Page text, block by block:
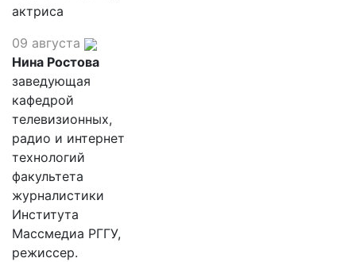
актриса
09 августа
Нина Ростова
заведующая
кафедрой
телевизионных,
радио и интернет
технологий
факультета
журналистики
Института
Массмедиа РГГУ,
режиссер.